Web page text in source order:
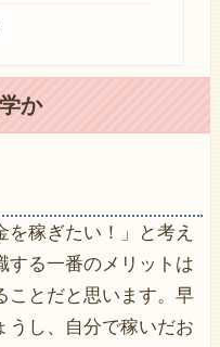
か
を稼ぎたい！」と考え
する一番のメリットは
ことだと思います。早
うし、自分で稼いだお